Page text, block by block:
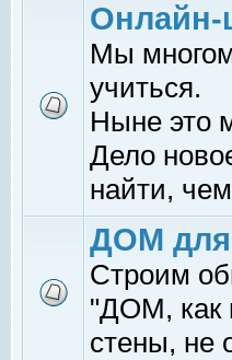
Онлайн-
Мы
учиться.
Ныне это
Дело
найти,
ДОМ для
Строим
"ДОМ, как
стены, не